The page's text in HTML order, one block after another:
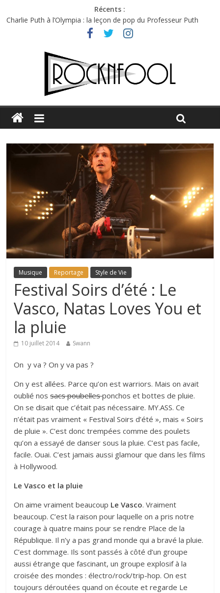
Récents :
Charlie Puth à l’Olympia : la leçon de pop du Professeur Puth
Festival Triptyque : un nouveau festival de musique indépendant
Hellfest 2026 vendredi : température et émotions en hausse
Hellfest 2026 jeudi : impossible de choisir entre chaleur et bonne
Première édition du Midgard Festival : entre bière, métal et
Musique Reportage Style de Vie
Festival Soirs d’été : Le
Vasco, Natas Loves You et
la pluie
10 juillet 2014 Swann
On y va ? On y va pas ?
On y est allées. Parce qu’on est warriors. Mais on avait
oublié nossacs poubellesponchos et bottes de pluie.
On se disait que c’était pas nécessaire. MY.ASS. Ce
n’était pas vraiment « Festival Soirs d’été », mais « Soirs
de pluie ». C’est donc trempées comme des poulets
qu’on a essayé de danser sous la pluie. C’est pas facile,
facile. Ouai. C’est jamais aussi glamour que dans les films
à Hollywood.
Le Vasco et la pluie
On aime vraiment beaucoup Le Vasco. Vraiment
beaucoup. C’est la raison pour laquelle on a pris notre
courage à quatre mains pour se rendre Place de la
République. Il n’y a pas grand monde qui a bravé la pluie.
C’est dommage. Ils sont passés à côté d’un groupe
aussi étrange que fascinant, un groupe explosif à la
croisée des mondes : électro/rock/trip-hop. On est
toujours déroutées quand on écoute et regarde Le